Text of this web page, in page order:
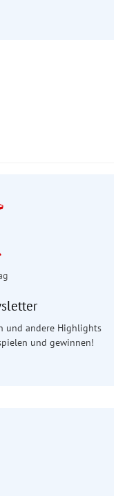
und andere Highlights
und gewinnen!